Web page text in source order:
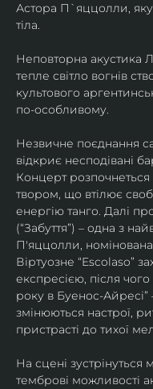
Астора П`яццолли,
тіла.
Неповторна акустика
тепле світло вогнів
культового
по-особливому.
Незвичне поєднання
відкриє несподівані
Концерт
твором, що втілює
енергію танго. Далі
(“Забуття”) – одна з
П'яццолли,
Віртуозне “Escolaso”
експресією, після
року в Буенос-Айресі”
змінюються настрої,
пристрасті до тихої
На сцені зустрінуться
темброві можливості